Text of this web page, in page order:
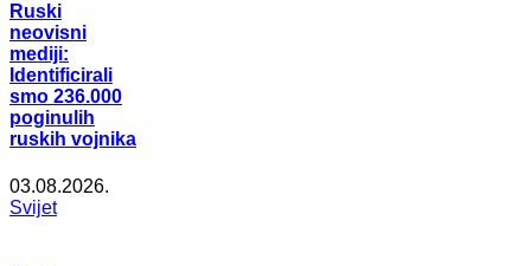
Ruski
neovisni
mediji:
Identificirali
smo 236.000
poginulih
ruskih vojnika
03.08.2026.
Svijet